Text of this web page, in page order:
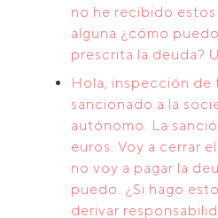
no he recibido
alguna ¿cómo
prescrita la deuda?
Hola, inspección de
sancionado a la
autónomo. La
euros. Voy a cerrar
no voy a pagar la
puedo. ¿Si hago
derivar